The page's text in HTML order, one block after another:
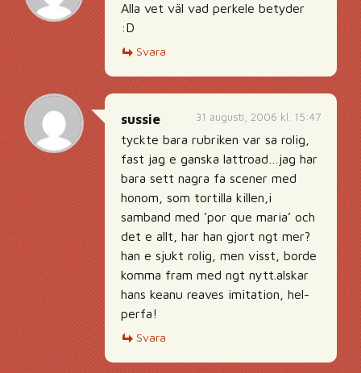
Alla vet väl vad perkele betyder
:D
Svara
31 augusti, 2006 kl. 15:47
sussie
tyckte bara rubriken var sa rolig,
fast jag e ganska lattroad…jag har
bara sett nagra fa scener med
honom, som tortilla killen,i
samband med ’por que maria’ och
det e allt, har han gjort ngt mer?
han e sjukt rolig, men visst, borde
komma fram med ngt nytt.alskar
hans keanu reaves imitation, hel-
perfa!
Svara